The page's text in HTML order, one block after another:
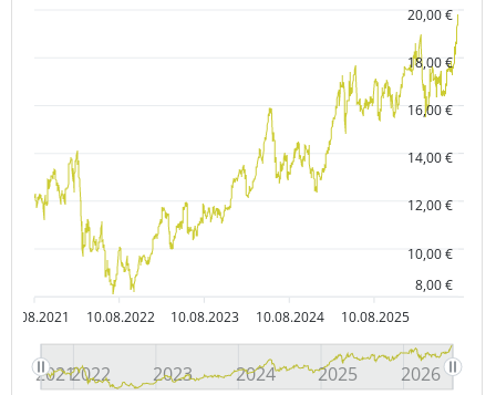
10.08.2021 10.08.2022 10.08.2023 10.08.2024 10.08.2025
8,00 €
10,00 €
12,00 €
14,00 €
16,00 €
18,00 €
20,00 €
20212022 2023 2024 2025 2026